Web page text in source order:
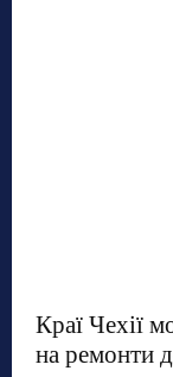
Краї Чехії
на ремонти